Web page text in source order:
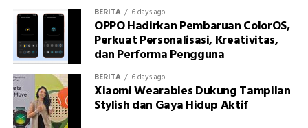
BERITA 6 days ago
OPPO Hadirkan Pembaruan ColorOS,
Perkuat Personalisasi, Kreativitas,
dan Performa Pengguna
BERITA 6 days ago
Xiaomi Wearables Dukung Tampilan
Stylish dan Gaya Hidup Aktif